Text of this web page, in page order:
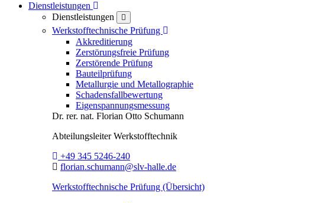
Dienstleistungen
Dienstleistungen
Werkstofftechnische Prüfung Toggle Dropdown
Akkreditierung
Zerstörungsfreie Prüfung
Zerstörende Prüfung
Bauteilprüfung
Metallurgie und Metallographie
Schadensfallbewertung
Eigenspannungsmessung
Dr. rer. nat. Florian Otto Schumann
AbteilungsleiterWerkstofftechnik
Telefon:
+49 345 5246-240
E-Mail:
florian.schumann@slv-halle.de
Werkstofftechnische Prüfung (Übersicht)